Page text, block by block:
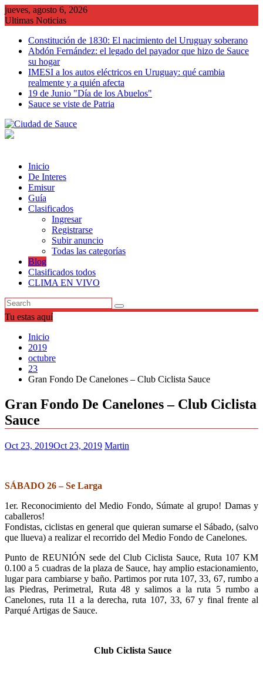
Saltar
al
jueves, agosto 6, 2026
Ultimas Noticias
Constitución de 1830: El nacimiento del Uruguay soberano
Abdón Fernández: el legado del payador que hizo de Sauce
su hogar
IMESI a los autos eléctricos en Uruguay: qué cambia
realmente y a quién afecta
19 de Junio "Día de los Abuelos"
Sauce se viste de Patria
Inicio
De Interes
Emisur
Guía
Clasificados
Ingresar
Registrarse
Subir anuncio
Todas las categorías
Blog
Clasificados todos
CLIMA EN VIVO
Tu estas aquí
Inicio
2019
octubre
23
Gran Fondo De Canelones – Club Ciclista Sauce
Gran Fondo De Canelones – Club Ciclista
Sauce
Oct 23, 2019Oct 23, 2019 Martin
SÁBADO 26 – Se Larga
1er. Reconocimiento del Medio Fondo, Súmate al grupo! Damas y
caballeros!
Fondistas, ciclistas en general que quieran sumarse el Sábado, (salvo
que llueva) a realizar el recorrido del Medio Fondo de Canelones.
Punto de REUNIÓN sede del Club Ciclista Sauce, Ruta 107 KM
0.100 a 5 cuadras de la plaza de Sauce, hay amplio estacionamiento,
lugar para cambiarse y baño. Partimos por ruta 107, 33, 67, rumbo a
las Piedras, Perimetral, Ruta 48 y salimos a la ruta 5 rumbo a
Canelones, ruta 11 a la derecha, ruta 107, 33, 67 y final frente al
Parqué Artigas de Sauce.
Club Ciclista Sauce